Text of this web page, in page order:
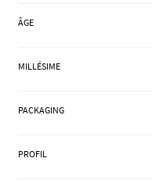
ÂGE
MILLÉSIME
PACKAGING
PROFIL